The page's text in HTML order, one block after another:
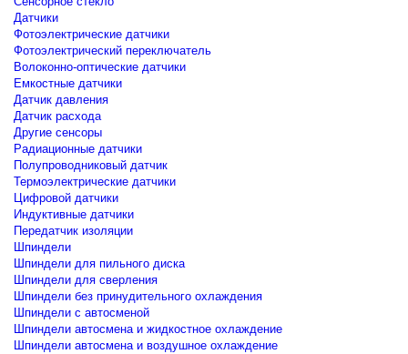
Датчики
Фотоэлектрические датчики
Фотоэлектрический переключатель
Волоконно-оптические датчики
Емкостные датчики
Датчик давления
Датчик расхода
Другие сенсоры
Радиационные датчики
Полупроводниковый датчик
Термоэлектрические датчики
Цифровой датчики
Индуктивные датчики
Передатчик изоляции
Шпиндели
Шпиндели для пильного диска
Шпиндели для сверления
Шпиндели без принудительного охлаждения
Шпиндели с автосменой
Шпиндели автосмена и жидкостное охлаждение
Шпиндели автосмена и воздушное охлаждение